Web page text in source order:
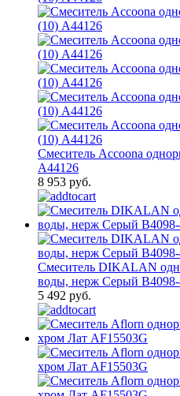
Смеситель Accoona
A44126
8 953 руб.
Смеситель DIKALAN
воды, нерж Серый
5 492 руб.